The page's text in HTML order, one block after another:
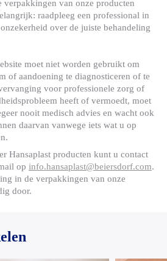
van onze producten
raadpleeg een professional in
over de juiste behandeling
moet niet worden gebruikt om
of aandoening te diagnosticeren of te
voor professionele zorg of
heeft of vermoedt, moet
nooit medisch advies en wacht ook
daarvan vanwege iets wat u op
Hansaplast producten kunt u contact
op info.hansaplast@beiersdorf.com.
in de verpakkingen van onze
door.